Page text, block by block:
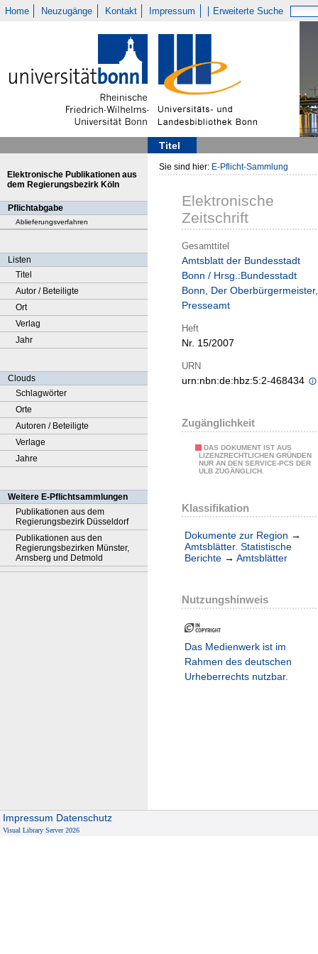
Home Neuzugänge Kontakt Impressum Erweiterte Suche
Titel
Elektronische Publikationen aus
dem Regierungsbezirk Köln
Pflichtabgabe
Ablieferungsverfahren
Listen
Titel
Autor / Beteiligte
Ort
Verlag
Jahr
Clouds
Schlagwörter
Orte
Autoren / Beteiligte
Verlage
Jahre
Weitere E-Pflichtsammlungen
Publikationen aus dem
Regierungsbezirk Düsseldorf
Publikationen aus den
Regierungsbezirken Münster,
Arnsberg und Detmold
Sie sind hier: E-Pflicht-Sammlung
Elektronische
Zeitschrift
Gesamttitel
Amtsblatt der Bundesstadt
Bonn / Hrsg.:Bundesstadt
Bonn, Der Oberbürgermeister,
Presseamt
Heft
Nr. 15/2007
URN
urn:nbn:de:hbz:5:2-468434
Zugänglichkeit
DAS DOKUMENT IST AUS
LIZENZRECHTLICHEN GRÜNDEN
NUR AN DEN SERVICE-PCS DER
ULB ZUGÄNGLICH.
Klassifikation
Dokumente zur Region →
Amtsblätter. Statistische
Berichte → Amtsblätter
Nutzungshinweis
Das Medienwerk ist im
Rahmen des deutschen
Urheberrechts nutzbar.
Impressum Datenschutz
Visual Library Server 2026